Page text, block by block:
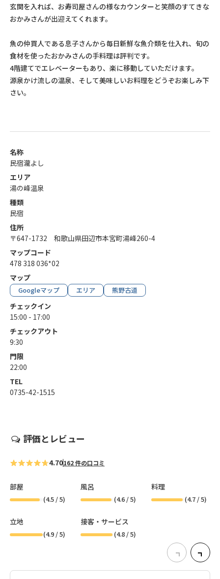
玄関を入れば、お寿司屋さんの様なカウンターと笑顔のすてきな
おかみさんが出迎えてくれます。
魚の仲買人である息子さんから毎日新鮮な魚介類を仕入れ、旬の
食材を使ったおかみさんの手料理は評判です。
4階建てでエレベーターもあり、楽に移動していただけます。
源泉かけ流しの温泉、そして美味しいお料理をどうぞお楽しみ下
さい。
名称
民宿瀧よし
エリア
湯の峰温泉
種類
民宿
住所
〒647-1732 和歌山県田辺市本宮町湯峰260-4
マップコード
478 318 036*02
マップ
Googleマップ エリア 熊野古道
チェックイン
15:00 - 17:00
チェックアウト
9:30
門限
22:00
TEL
0735-42-1515
評価とレビュー
4.70162 件の口コミ
部屋
(4.5 / 5)
風呂
(4.6 / 5)
料理
(4.7 / 5)
立地
(4.9 / 5)
接客・サービス
(4.8 / 5)